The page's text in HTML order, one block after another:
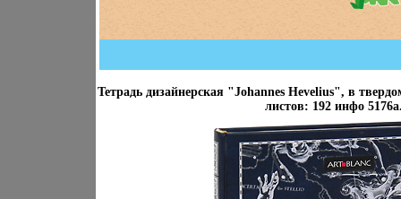
Тетрадь дизайнерская "Johannes Hevelius", в
листов: 192 инфо